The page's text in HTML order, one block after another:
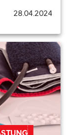
28.04.2024